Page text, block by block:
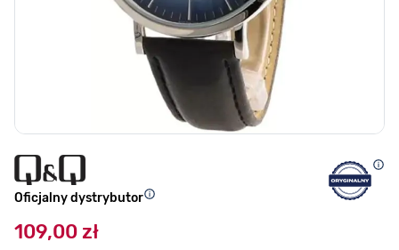
Oficjalny dystrybutor
109,00 zł